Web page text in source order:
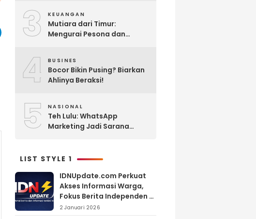
3 KEUANGAN
Mutiara dari Timur:
Mengurai Pesona dan
4 BUSINES
Bocor Bikin Pusing? Biarkan
Ahlinya Beraksi!
5 NASIONAL
Teh Lulu: WhatsApp
Marketing Jadi Sarana
Umroh
LIST STYLE 1
IDNUpdate.com Perkuat
Akses Informasi Warga,
Fokus Berita Independen di
Kabupaten Banyuasin
2 Januari 2026